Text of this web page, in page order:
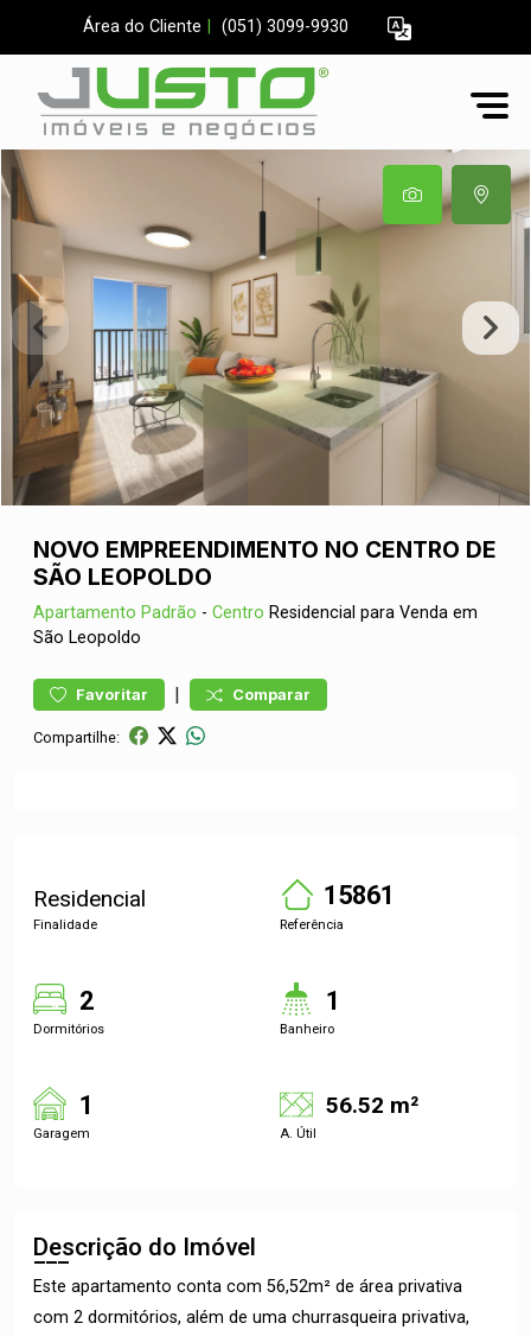
Área do Cliente (051) 3099-9930
NOVO EMPREENDIMENTO NO CENTRO DE
SÃO LEOPOLDO
Apartamento Padrão - Centro Residencial para Venda em
São Leopoldo
Favoritar | Comparar
Compartilhe:
Residencial
Finalidade
15861
Referência
2
Dormitórios
1
Banheiro
1
Garagem
56.52 m²
A. Útil
Descrição do Imóvel
Este apartamento conta com 56,52m² de área privativa
com 2 dormitórios, além de uma churrasqueira privativa,